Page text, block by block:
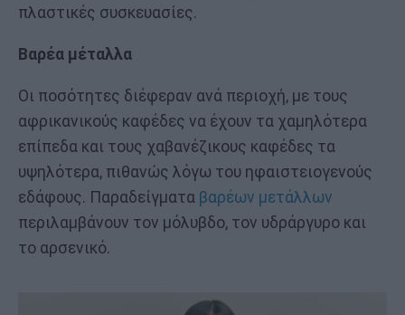
πλαστικές συσκευασίες.
Βαρέα μέταλλα
Οι ποσότητες διέφεραν ανά περιοχή, με τους
αφρικανικούς καφέδες να έχουν τα χαμηλότερα
επίπεδα και τους χαβανέζικους καφέδες τα
υψηλότερα, πιθανώς λόγω του ηφαιστειογενούς
εδάφους. Παραδείγματα βαρέων μετάλλων
περιλαμβάνουν τον μόλυβδο, τον υδράργυρο και
το αρσενικό.